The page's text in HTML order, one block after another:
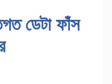
ডেটা ফাঁস